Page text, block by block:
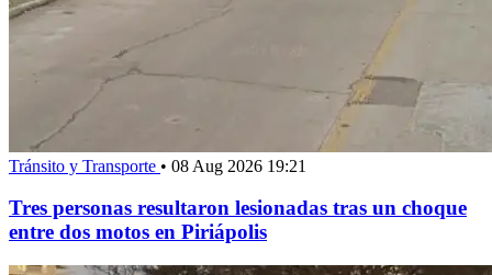
Tránsito y Transporte • 08 Aug 2026 19:21
Tres personas resultaron lesionadas tras un choque
entre dos motos en Piriápolis